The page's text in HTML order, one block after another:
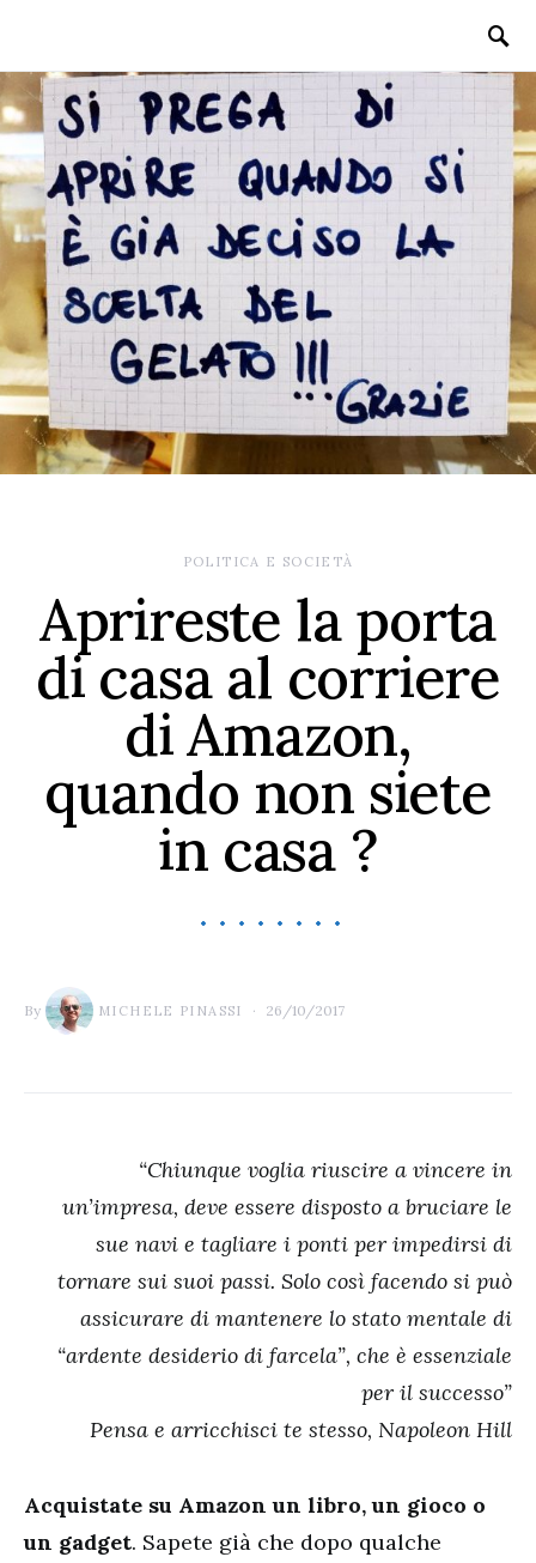
POLITICA E SOCIETÀ
Aprireste la porta
di casa al corriere
di Amazon,
quando non siete
in casa ?
By MICHELE PINASSI 26/10/2017
“Chiunque voglia riuscire a vincere in
un’impresa, deve essere disposto a bruciare le
sue navi e tagliare i ponti per impedirsi di
tornare sui suoi passi. Solo così facendo si può
assicurare di mantenere lo stato mentale di
“ardente desiderio di farcela”, che è essenziale
per il successo”
Pensa e arricchisci te stesso, Napoleon Hill
Acquistate su Amazon un libro, un gioco o
un gadget. Sapete già che dopo qualche